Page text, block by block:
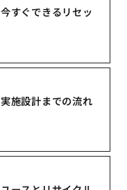
すぐできるリセッ
施設計までの流れ